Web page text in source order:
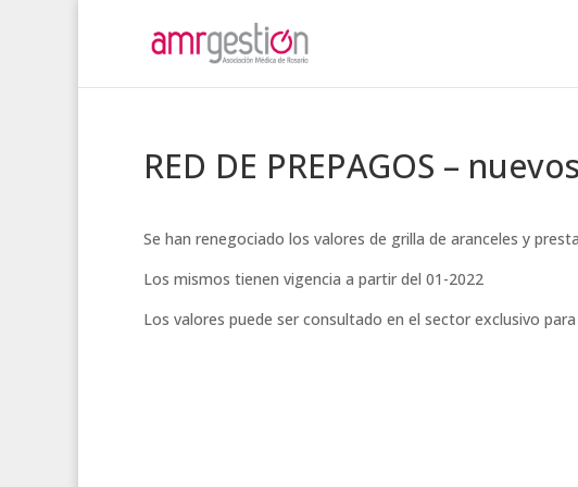
RED DE PREPAGOS –
Se han renegociado los valores de grilla de aranceles y
Los mismos tienen vigencia a partir del 01-2022
Los valores puede ser consultado en el sector exclusivo